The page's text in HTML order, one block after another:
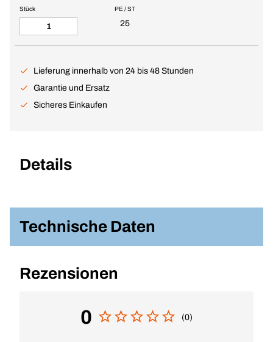
PE / ST
25
Stück
Lieferung innerhalb von 24 bis 48 Stunden
Garantie und Ersatz
Sicheres Einkaufen
Details
Technische Daten
Rezensionen
0 (0)